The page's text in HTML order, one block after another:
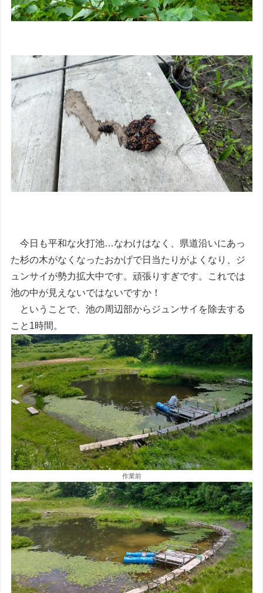
今日も平和な火打池…なわけはなく、県道沿いにあっ
た杉の木がなくなったおかげで日当たりがよくなり、ジ
ュンサイが勢力拡大中です。頑張りすぎです。これでは
池の中が見えないではないですか！
ということで、池の周辺部からジュンサイを除去する
こと1時間。
作業前